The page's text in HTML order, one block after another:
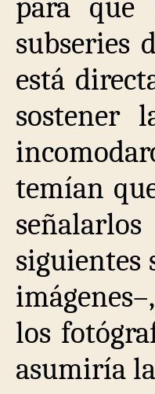
para que
subseries
está
sostener
temían
siguientes
los
asumiría